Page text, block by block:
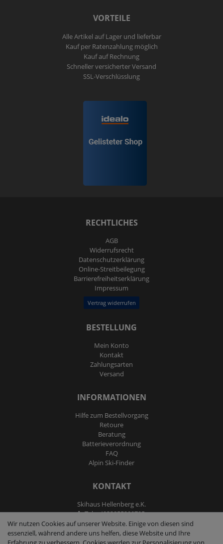
VORTEILE
Alle Artikel auf Lager und lieferbar
Kauf per Ratenzahlung möglich
Kauf auf Rechnung
Schneller versicherter Versand
SSL-Verschlüsslung
RECHTLICHES
AGB
Widerrufs­recht
Daten­schutz­erklärung
Online-Streitbeilegung
Barrierefreiheitserklärung
Impressum
Vertrag widerrufen
BESTELLUNG
Mein Konto
Kontakt
Zahlungsarten
Versand
INFORMATIONEN
Hilfe zum Bestellvorgang
Retoure
Beratung
Batterieverordnung
FAQ
Alpin Ski-Finder
KONTAKT
Skihaus Hellenberg e.K.
Tel: +4933855200795
Fax: +4933855200793
kontakt@ski-andmore.de
Wir nutzen Cookies auf unserer Website. Einige von diesen sind
essenziell, während andere uns helfen, diese Website und Ihre